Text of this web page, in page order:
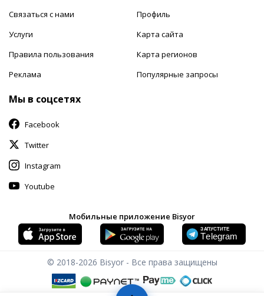
Связаться с нами
Услуги
Правила пользования
Реклама
Профиль
Карта сайта
Карта регионов
Популярные запросы
Мы в соцсетях
Facebook
Twitter
Instagram
Youtube
Мобильные приложение Bisyor
© 2018-2026 Bisyor - Все права защищены